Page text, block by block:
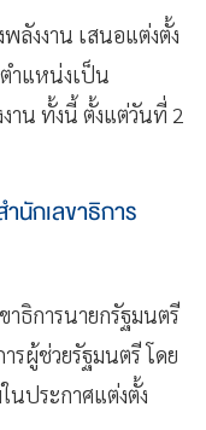
ลังงาน เสนอแต่งตั้ง
ำแหน่งเป็น
งาน ทั้งนี้ ตั้งแต่วันที่ 2
นักเลขาธิการ
ธิการนายกรัฐมนตรี
รผู้ช่วยรัฐมนตรี โดย
นประกาศแต่งตั้ง